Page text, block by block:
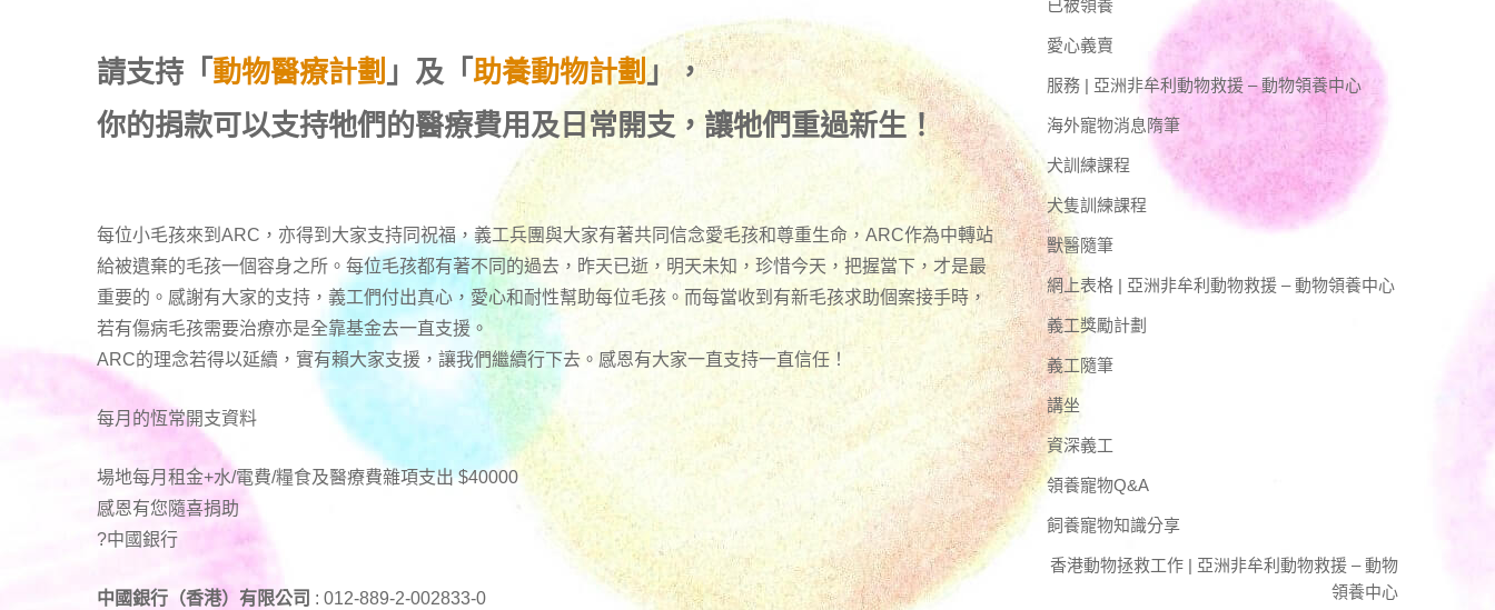
請支持「 動物醫療計劃 」及「 助養動物計劃 」，
你的捐款可以支持牠們的醫療費用及日常開支，讓牠們重過新生！
每位小毛孩來到ARC，亦得到大家支持同祝福，義工兵團與大家有著共同信念愛毛孩和尊重生命，ARC作為中轉站
給被遺棄的毛孩一個容身之所。每位毛孩都有著不同的過去，昨天已逝，明天未知，珍惜今天，把握當下，才是最
重要的。感謝有大家的支持，義工們付出真心，愛心和耐性幫助每位毛孩。而每當收到有新毛孩求助個案接手時，
若有傷病毛孩需要治療亦是全靠基金去一直支援。
ARC的理念若得以延續，實有賴大家支援，讓我們繼續行下去。感恩有大家一直支持一直信任！
每月的恆常開支資料
場地每月租金+水/電費/糧食及醫療費雜項支出 $40000
感恩有您隨喜捐助
?中國銀行
中國銀行（香港）有限公司 : 012-889-2-002833-0
已被領養
愛心義賣
服務 | 亞洲非牟利動物救援 – 動物領養中心
海外寵物消息隋筆
犬訓練課程
犬隻訓練課程
獸醫隨筆
網上表格 | 亞洲非牟利動物救援 – 動物領養中心
義工獎勵計劃
義工隨筆
講坐
資深義工
領養寵物Q&A
飼養寵物知識分享
香港動物拯救工作 | 亞洲非牟利動物救援 – 動物
領養中心